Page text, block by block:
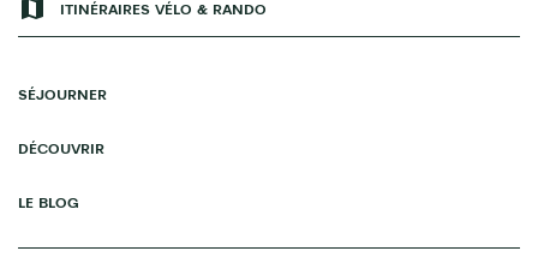
ITINÉRAIRES VÉLO & RANDO
SÉJOURNER
DÉCOUVRIR
LE BLOG